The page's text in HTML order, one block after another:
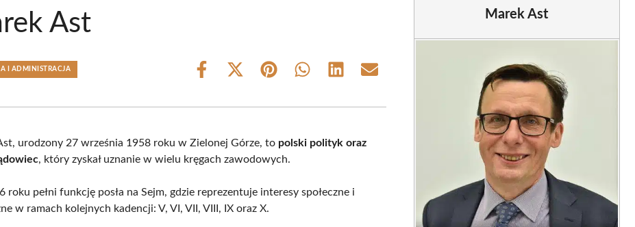
Ast
I ADMINISTRACJA
Share
Share
(Twitter)
Share Share Share Share
urodzony 27 września 1958 roku w Zielonej Górze, to polski polityk oraz
, który zyskał uznanie w wielu kręgach zawodowych.
roku pełni funkcję posła na Sejm, gdzie reprezentuje interesy społeczne i
w ramach kolejnych kadencji: V, VI, VII, VIII, IX oraz X.
Marek Ast